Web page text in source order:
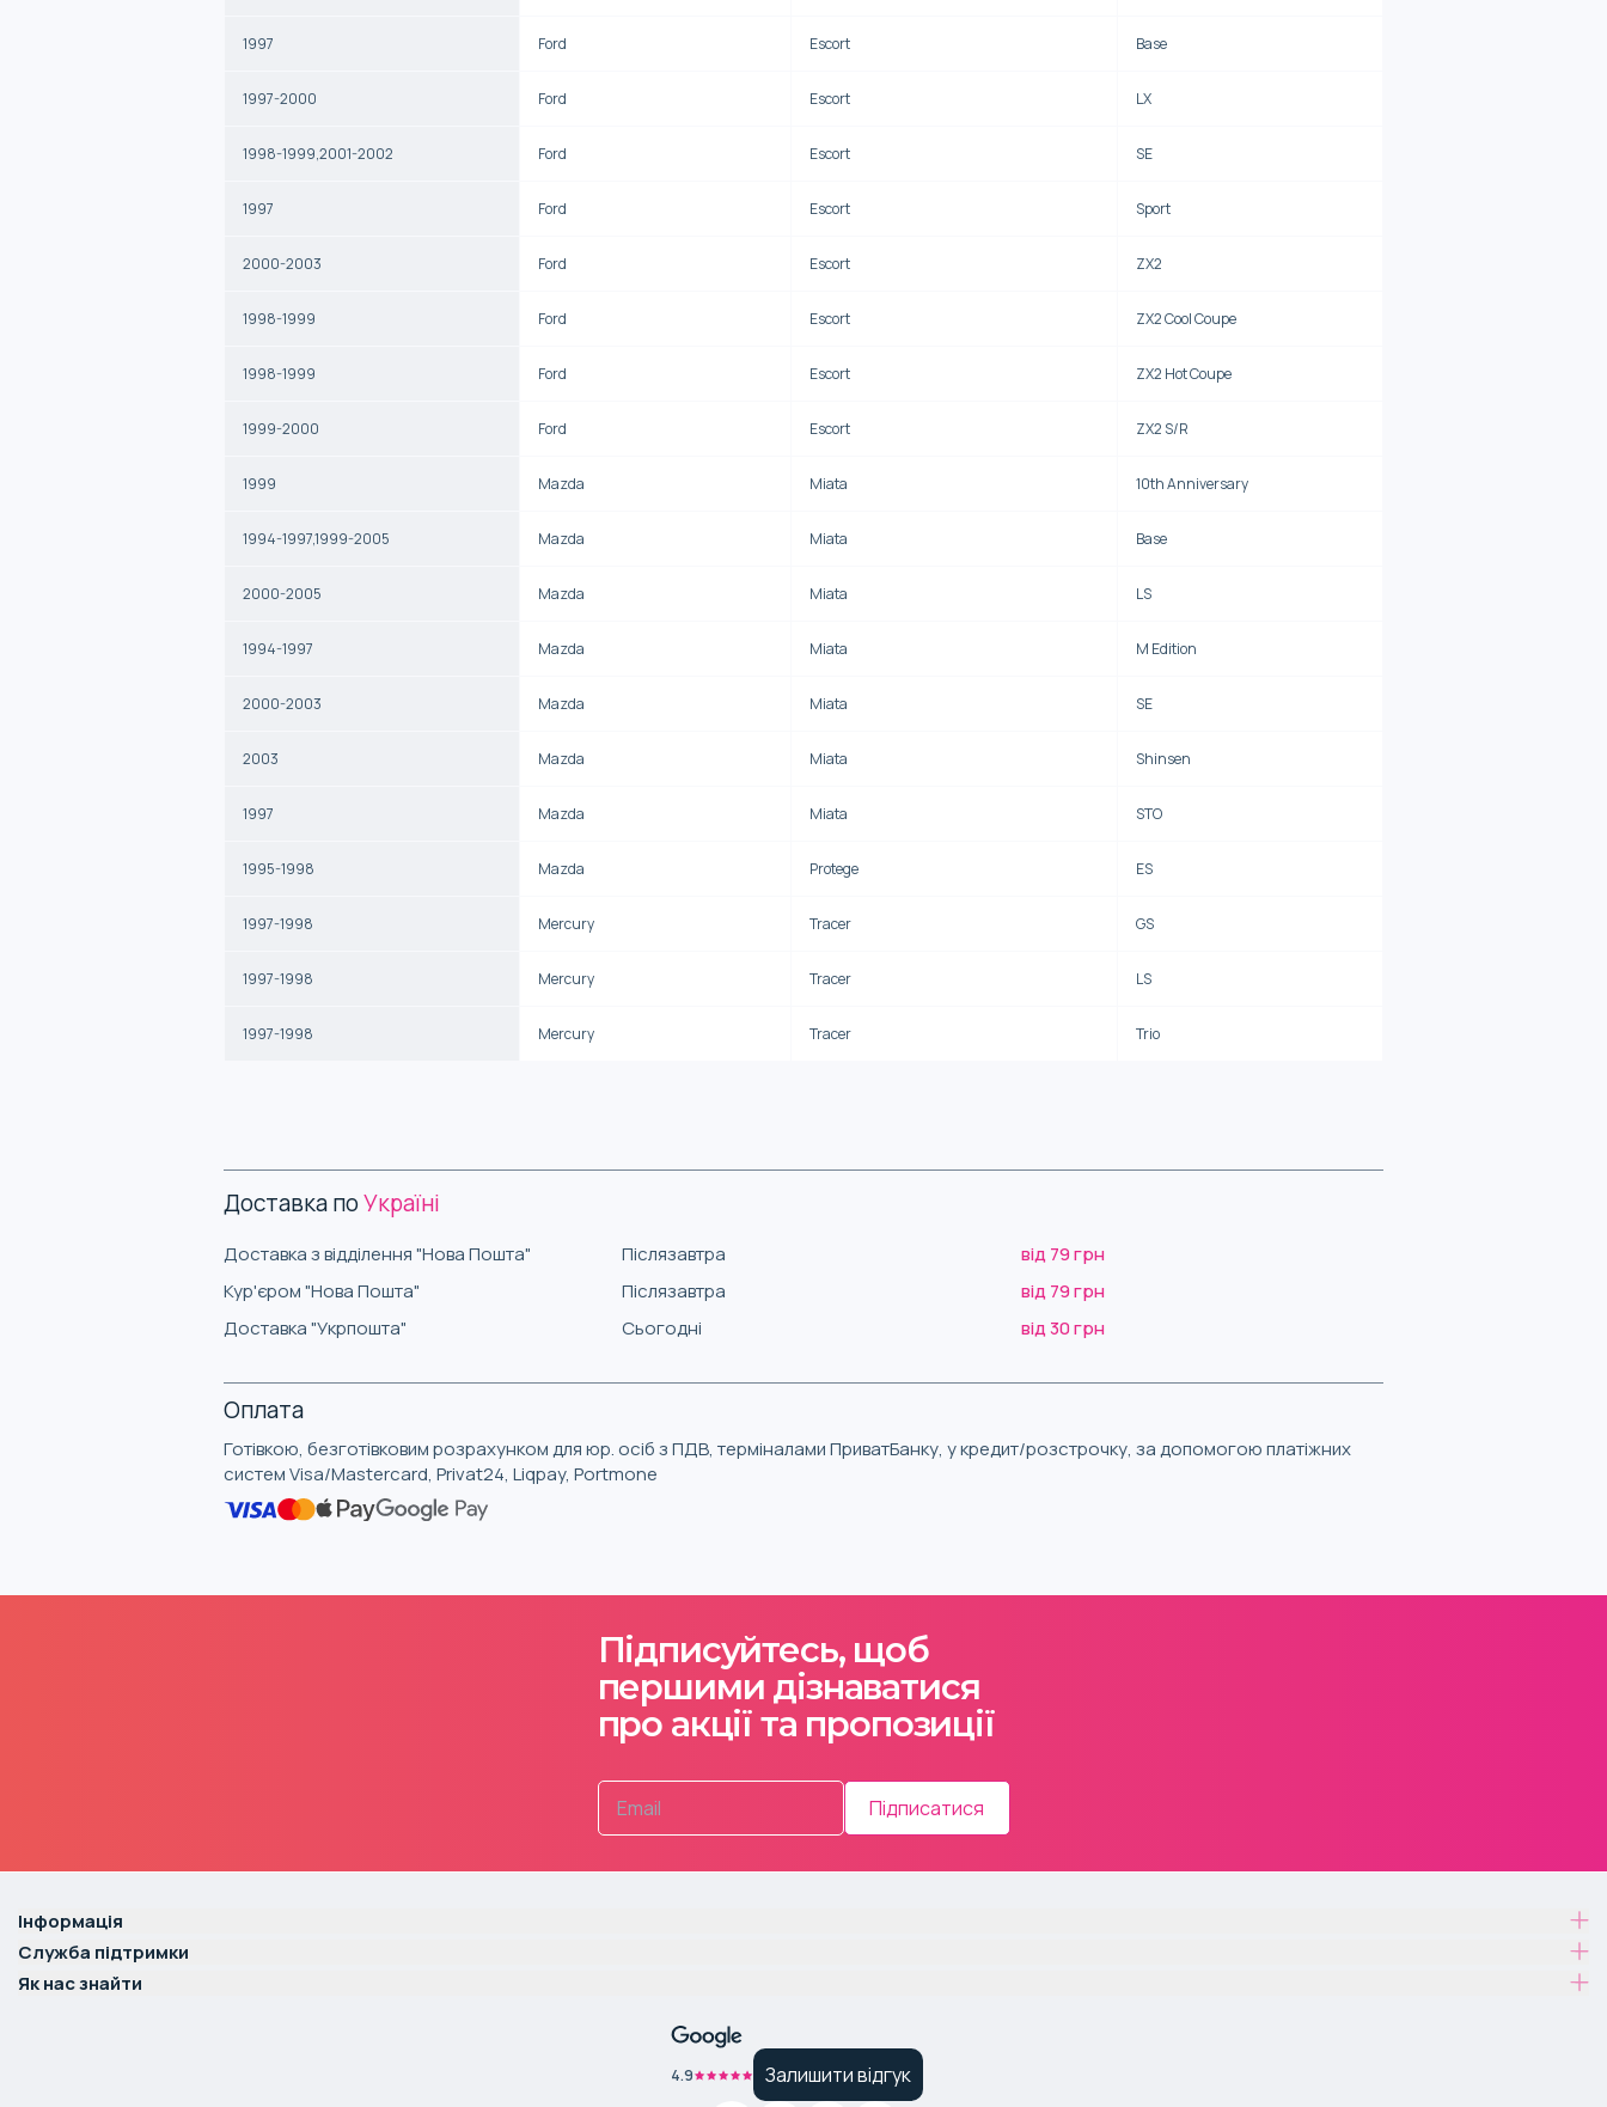
1997 Ford Escort Base
1997-2000 Ford Escort LX
1998-1999,2001-2002 Ford Escort SE
1997 Ford Escort Sport
2000-2003 Ford Escort ZX2
1998-1999 Ford Escort ZX2 Cool Coupe
1998-1999 Ford Escort ZX2 Hot Coupe
1999-2000 Ford Escort ZX2 S/R
1999 Mazda Miata 10th Anniversary
1994-1997,1999-2005 Mazda Miata Base
2000-2005 Mazda Miata LS
1994-1997 Mazda Miata M Edition
2000-2003 Mazda Miata SE
2003 Mazda Miata Shinsen
1997 Mazda Miata STO
1995-1998 Mazda Protege ES
1997-1998 Mercury Tracer GS
1997-1998 Mercury Tracer LS
1997-1998 Mercury Tracer Trio
Доставка поУкраїні
Доставка з відділення "Нова Пошта" Післязавтра
від 79 грн
Кур'єром "Нова Пошта"
Післязавтра
від 79 грн
Доставка "Укрпошта"
Сьогодні від 30 грн
Оплата
Готівкою, безготівковим розрахунком для юр. осіб з ПДВ, терміналами ПриватБанку, у кредит/розстрочку, за допомогою платіжних
систем Visa/Mastercard, Privat24, Liqpay, Portmone
Підписуйтесь, щоб
першими дізнаватися
про акції та пропозиції
Підписатися
Інформація
Служба підтримки
Як нас знайти
4.9 Залишити відгук